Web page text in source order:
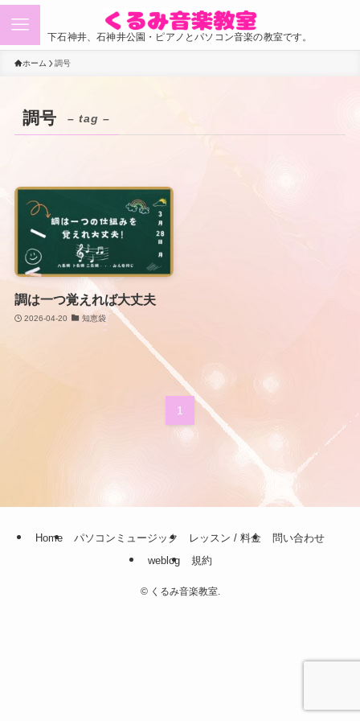
下石神井、石神井公園・ピアノとパソコン音楽の教室です。
ホーム 調号
調号 – tag –
調は一つ覚えれば大丈夫
2026-04-20 知恵袋
1
Home パソコンミュージック レッスン / 料金
問い合わせ
weblog
規約
©くるみ音楽教室.